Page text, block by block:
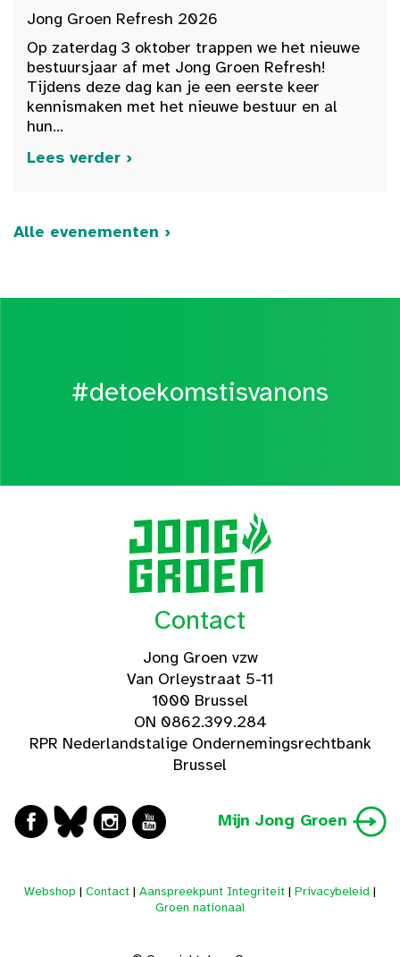
Jong Groen Refresh 2026
Op zaterdag 3 oktober trappen we het nieuwe
bestuursjaar af met Jong Groen Refresh!
Tijdens deze dag kan je een eerste keer
kennismaken met het nieuwe bestuur en al
hun...
Lees verder ›
Alle evenementen ›
#detoekomstisvanons
Contact
Jong Groen vzw
Van Orleystraat 5-11
1000 Brussel
ON 0862.399.284
RPR Nederlandstalige Ondernemingsrechtbank
Brussel
Mijn Jong Groen
Webshop | Contact | Aanspreekpunt Integriteit | Privacybeleid |
Groen nationaal